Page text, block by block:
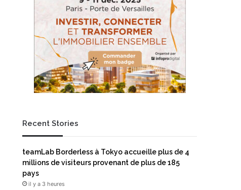
Recent Stories
teamLab Borderless à Tokyo accueille plus de 4
millions de visiteurs provenant de plus de 185
pays
il y a 3 heures